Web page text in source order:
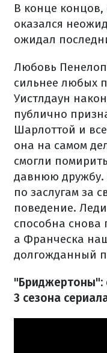
В конце
оказался
ожидал
Любовь
сильнее любых
Уистлдаун
публично
Шарлоттой и
она на самом
смогли
давнюю дружбу.
по заслугам за
поведение.
способна снова
а Франческа
долгожданный
"Бриджертоны":
3 сезона